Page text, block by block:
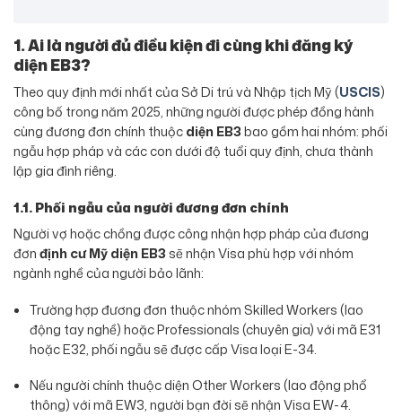
1. Ai là người đủ điều kiện đi cùng khi đăng ký
diện EB3?
Theo quy định mới nhất của Sở Di trú và Nhập tịch Mỹ (USCIS)
công bố trong năm 2025, những người được phép đồng hành
cùng đương đơn chính thuộcdiện EB3bao gồm hai nhóm: phối
ngẫu hợp pháp và các con dưới độ tuổi quy định, chưa thành
lập gia đình riêng.
1.1. Phối ngẫu của người đương đơn chính
Người vợ hoặc chồng được công nhận hợp pháp của đương
đơnđịnh cư Mỹ diện EB3sẽ nhận Visa phù hợp với nhóm
ngành nghề của người bảo lãnh:
Trường hợp đương đơn thuộc nhóm Skilled Workers (lao
động tay nghề) hoặc Professionals (chuyên gia) với mã E31
hoặc E32, phối ngẫu sẽ được cấp Visa loại E-34.
Nếu người chính thuộc diện Other Workers (lao động phổ
thông) với mã EW3, người bạn đời sẽ nhận Visa EW-4.